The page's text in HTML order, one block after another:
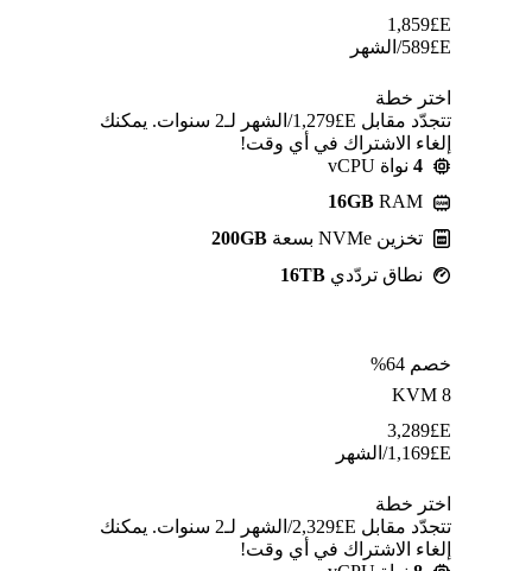
E£
1,859
E£
589/الشهر
اختر خطة
تتجدّد مقابل E£⁦1,279⁩/الشهر لـ2 سنوات. يمكنك
إلغاء الاشتراك في أي وقت!
4 نواة vCPU
16GB RAM
تخزين NVMe بسعة
200GB
نطاق تردّدي 16TB
خصم 64%
KVM 8
E£
3,289
E£
1,169/الشهر
اختر خطة
تتجدّد مقابل E£⁦2,329⁩/الشهر لـ2 سنوات. يمكنك
إلغاء الاشتراك في أي وقت!